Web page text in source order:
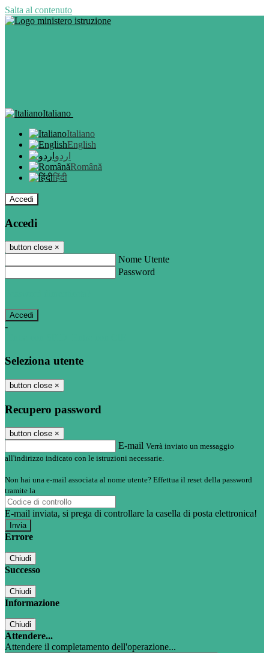
Salta al contenuto
Italiano
Italiano
English
اردو
Română
हिंदी
Accedi
Accedi
button close ×
Nome Utente
Password
-
Seleziona utente
button close ×
Recupero password
button close ×
E-mail Verrà inviato un messaggio
all'indirizzo indicato con le istruzioni necessarie.
Non hai una e-mail associata al nome utente? Effettua il reset della password
tramite la
E-mail inviata, si prega di controllare la casella di posta elettronica!
Errore
Chiudi
Successo
Chiudi
Informazione
Chiudi
Attendere...
Attendere il completamento dell'operazione...